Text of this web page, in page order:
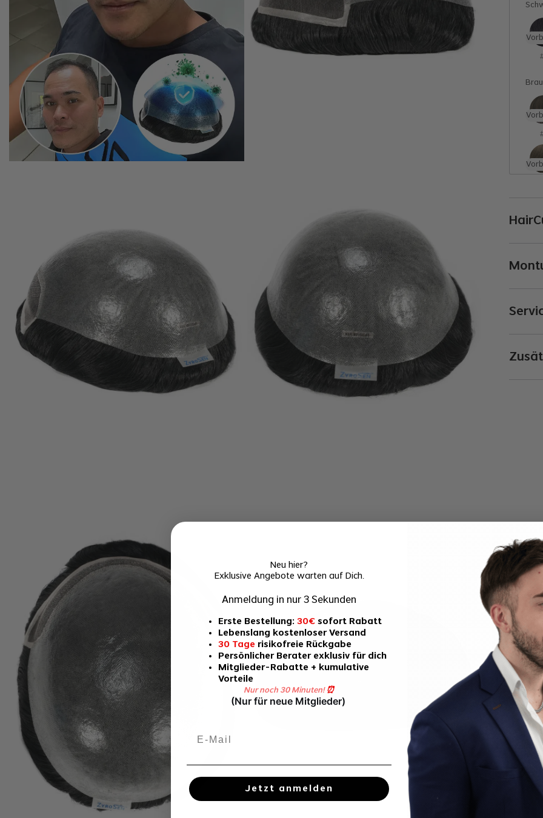
Neu hier?
Exklusive Angebote warten auf Dich.
Anmeldung in nur 3 Sekunden
Erste Bestellung: 30€ sofort Rabatt
Lebenslang kostenloser Versand
30 Tage risikofreie Rückgabe
Persönlicher Berater exklusiv für dich
Mitglieder-Rabatte + kumulative
Vorteile
Nur noch 30 Minuten!⏰
(Nur für neue Mitglieder)
Jetzt anmelden